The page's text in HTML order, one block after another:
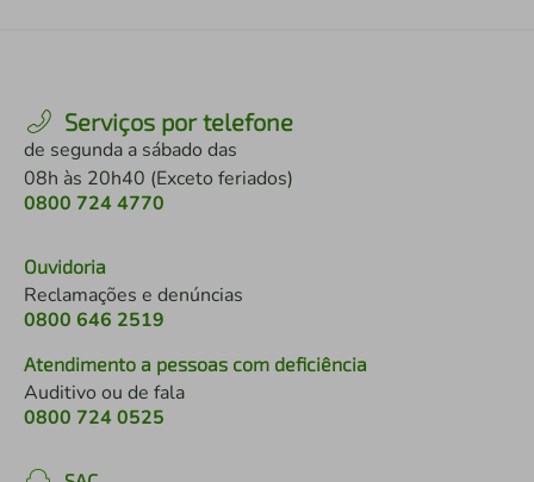
Serviços por telefone
de segunda a sábado das
08h às 20h40 (Exceto feriados)
0800 724 4770
Ouvidoria
Reclamações e denúncias
0800 646 2519
Atendimento a pessoas com deficiência
Auditivo ou de fala
0800 724 0525